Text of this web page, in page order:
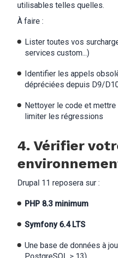
utilisables telles quelles.
À faire :
Lister toutes vos
services custom...)
Identifier les appels
dépréciées depuis D9/
Nettoyer le code et
limiter les régressions
4. Vérifier
Drupal 11 reposera sur :
PHP 8.3 minimum
Symfony 6.4 LTS
Une base de données à